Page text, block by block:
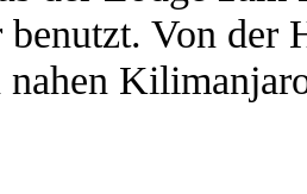
benutzt. Von der